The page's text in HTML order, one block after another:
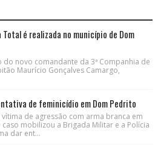
Total é realizada no município de Dom
do novo comandante da 3ª Companhia de
Maurício Gonçalves Camargo,
de feminicídio em Dom Pedrito
de agressão com arma branca em
mobilizou a Brigada Militar e a Polícia
dar ent...